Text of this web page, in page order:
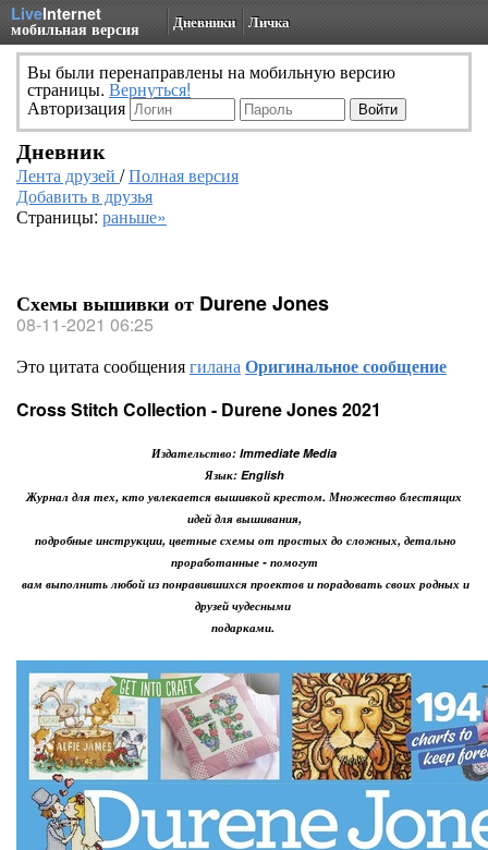
LiveInternet
мобильная версия Дневники Личка
Вы были перенаправлены на мобильную версию
страницы. Вернуться!
Авторизация
Дневник
Лента друзей /Полная версия
Добавить в друзья
Страницы: раньше»
Схемы вышивки от Durene Jones
08-11-2021 06:25
Это цитата сообщениягиланаОригинальное сообщение
Cross Stitch Collection - Durene Jones 2021
Издательство: Immediate Media
Язык: English
Журнал для тех, кто увлекается вышивкой крестом. Множество блестящих
идей для вышивания,
подробные инструкции, цветные схемы от простых до сложных, детально
проработанные - помогут
вам выполнить любой из понравившихся проектов и порадовать своих родных и
друзей чудесными
подарками.